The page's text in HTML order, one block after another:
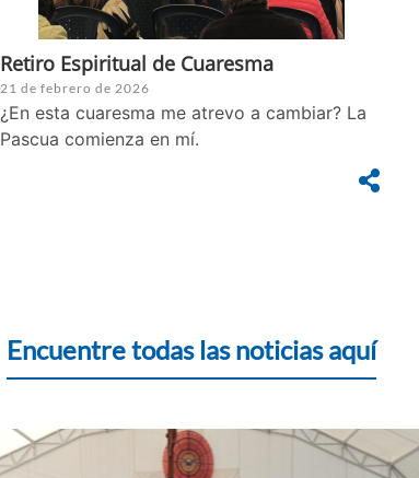
Retiro Espiritual de Cuaresma
21 de febrero de 2026
¿En esta cuaresma me atrevo a cambiar? La
Pascua comienza en mí.
Encuentre todas las noticias aquí